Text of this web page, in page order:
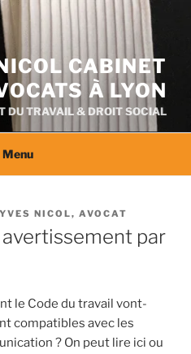
CABINET
À LYON
DU TRAVAIL & DROIT SOCIAL
Menu
YVES NICOL, AVOCAT
par
le Code du travail vont-
compatibles avec les
? On peut lire ici ou